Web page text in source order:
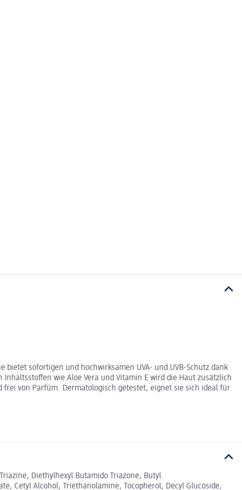
sofortigen und hochwirksamen UVA- und UVB-Schutz dank
wie Aloe Vera und Vitamin E wird die Haut zusätzlich
von Parfüm. Dermatologisch getestet, eignet sie sich ideal für
Diethylhexyl Butamido Triazone, Butyl
Cetyl Alcohol, Triethanolamine, Tocopherol, Decyl Glucoside,